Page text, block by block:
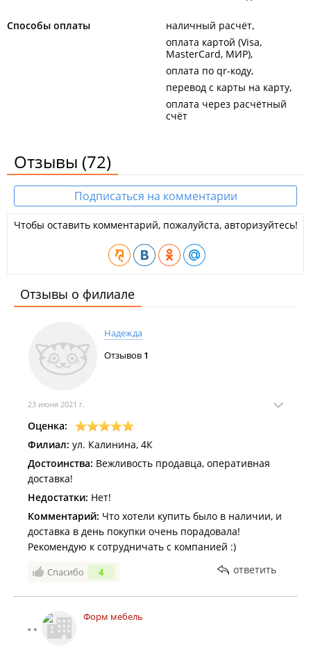
По территории Приморского края бережную доставку
осуществляют собственные грузовые авто.
Калинка", ТД "Тихоокеанский
Способы оплаты
наличный расчёт
оплата картой (Visa,
MasterCard, МИР)
оплата по qr-коду
перевод с карты на карту
оплата через расчётный
счёт
Отзывы (72)
Подписаться на комментарии
Чтобы оставить комментарий, пожалуйста, авторизуйтесь!
Отзывы о филиале
Надежда
Отзывов 1
23 июня 2021 г.
Оценка:
Филиал: ул. Калинина, 4К
Достоинства: Вежливость продавца, оперативная
доставка!
Недостатки: Нет!
Комментарий: Что хотели купить было в наличии, и
доставка в день покупки очень порадовала!
Рекомендую к сотрудничать с компанией :)
Спасибо 4 ответить
Форм мебель